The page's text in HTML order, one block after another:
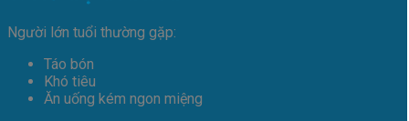
Người lớn tuổi thường gặp:
Táo bón
Khó tiêu
Ăn uống kém ngon miệng